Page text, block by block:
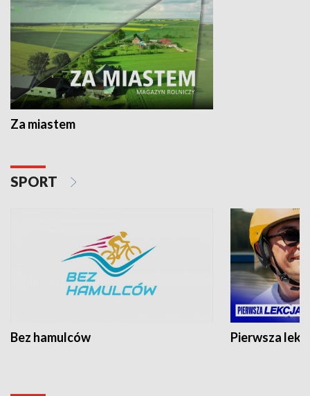
Za miastem
SPORT
Bez hamulców Pierwsza